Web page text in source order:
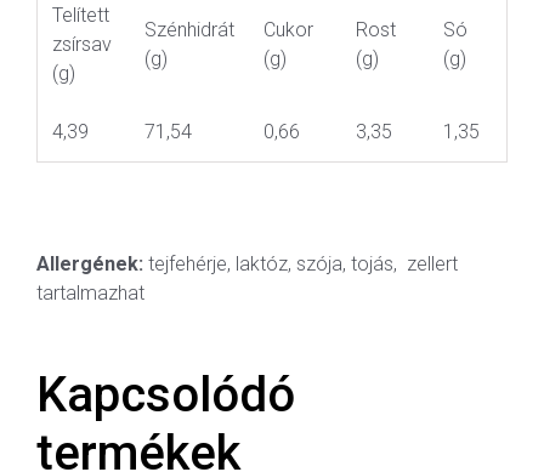
Telített
zsírsav
(g)
Szénhidrát
(g)
Cukor
(g)
Rost
(g)
Só
(g)
4,39 71,54 0,66 3,35 1,35
Allergének: tejfehérje, laktóz, szója, tojás, zellert
tartalmazhat
Kapcsolódó
termékek